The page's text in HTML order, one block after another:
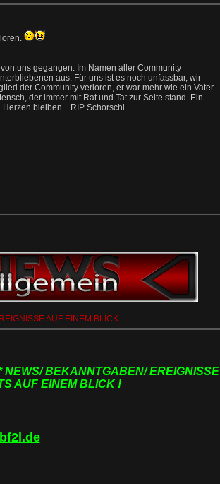
uns gegangen. Im Namen aller Community
aus. Für uns ist es noch unfassbar, wir
der Community verloren, er war mehr wie ein Vater.
der immer mit Rat und Tat zur Seite stand. Ein
bleiben... RIP Schorschi
AUF EINEM BLICK
BEKANNTGABEN/ EREIGNISSE
AUF EINEM BLICK !